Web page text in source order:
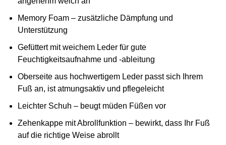
Memory Foam – zusätzliche Dämpfung und
Unterstützung
Gefüttert mit weichem Leder für gute
Feuchtigkeitsaufnahme und -ableitung
Oberseite aus hochwertigem Leder passt sich Ihrem
Fuß an, ist atmungsaktiv und pflegeleicht
Leichter Schuh – beugt müden Füßen vor
Zehenkappe mit Abrollfunktion – bewirkt, dass Ihr Fuß
auf die richtige Weise abrollt